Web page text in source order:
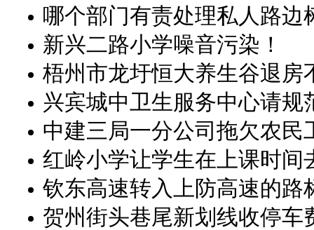
哪个部门有责处理私人路边
新兴二路小学噪音污染！
梧州市龙圩恒大养生谷退房
兴宾城中卫生服务中心请规
中建三局一分公司拖欠农民
红岭小学让学生在上课时间
钦东高速转入上防高速的路
贺州街头巷尾新划线收停车